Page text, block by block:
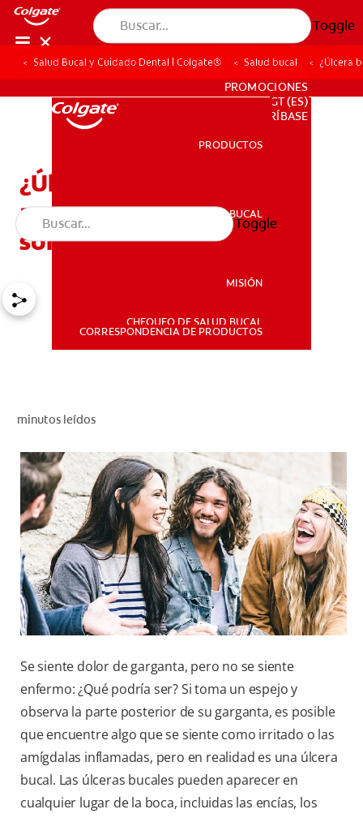
Toggle
SALUD BUCAL
PARA PROFESIONALES
PROMOCIONES
GT (ES)
SUSCRÍBASE
PARA PROFESIONALES
PROMOCIONES
GT (ES)
SUSCRÍBASE
PRODUCTOS
SALUD BUCAL
MISIÓN
CHEQUEO DE SALUD BUCAL
CORRESPONDENCIA DE PRODUCTOS
Toggle
Salud Bucal y Cuidado Dental | Colgate® Salud bucal ¿Úlcera
¿Úlcera bucal en una
amígdala? Esta es la
solución
minutos leídos
Se siente dolor de garganta, pero no se siente
enfermo: ¿Qué podría ser? Si toma un espejo y
observa la parte posterior de su garganta, es posible
que encuentre algo que se siente como irritado o las
amígdalas inflamadas, pero en realidad es una úlcera
bucal. Las úlceras bucales pueden aparecer en
cualquier lugar de la boca, incluidas las encías, los